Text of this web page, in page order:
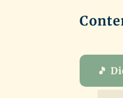
🎵